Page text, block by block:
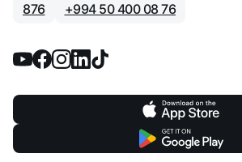
876 +994 50 400 08 76